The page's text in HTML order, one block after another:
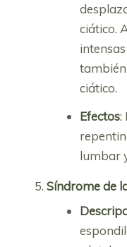
ciático.
ciático.
Efectos:
lumbar
Síndrome de